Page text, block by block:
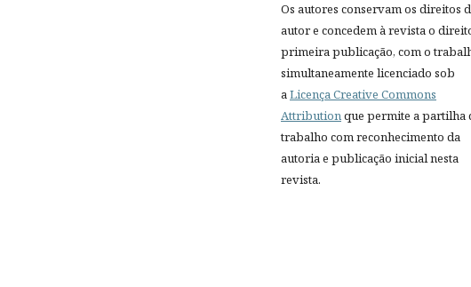
Os autores conservam os direitos
autor e concedem à revista o
primeira publicação, com o
simultaneamente licenciado sob
aLicença Creative Commons
Attributionque permite a partilha
trabalho com reconhecimento da
autoria e publicação inicial nesta
revista.